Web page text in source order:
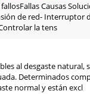
Causas
de red- Interruptor
la tens
al desgaste natural,
Determinados
normal y están excl